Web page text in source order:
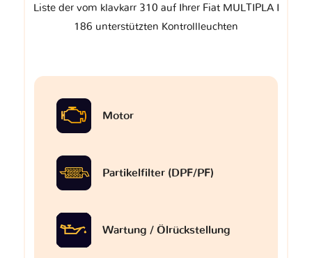
Liste der vom klavkarr 310 auf Ihrer Fiat MULTIPLA I
186 unterstützten Kontrollleuchten
Motor
Partikelfilter (DPF/PF)
Wartung / Ölrückstellung